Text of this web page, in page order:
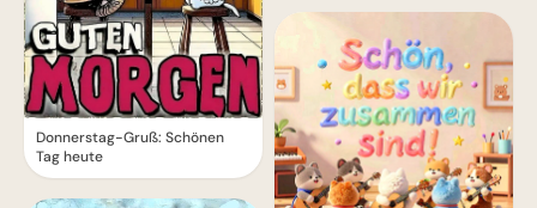
Donnerstag-Gruß: Schönen
Tag heute